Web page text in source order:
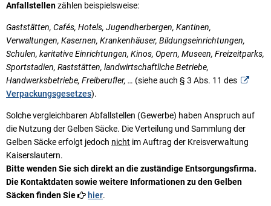
Anfallstellenzählen beispielsweise:
Gaststätten, Cafés, Hotels, Jugendherbergen, Kantinen,
Verwaltungen, Kasernen, Krankenhäuser, Bildungseinrichtungen,
Schulen, karitative Einrichtungen, Kinos, Opern, Museen, Freizeitparks,
Sportstadien, Raststätten, landwirtschaftliche Betriebe,
Handwerksbetriebe, Freiberufler, … (siehe auch § 3 Abs. 11 des
Verpackungsgesetzes).
Solche vergleichbaren Abfallstellen (Gewerbe) haben Anspruch auf
die Nutzung der Gelben Säcke. Die Verteilung und Sammlung der
Gelben Säcke erfolgt jedoch nicht im Auftrag der Kreisverwaltung
Kaiserslautern.
Bitte wenden Sie sich direkt an die zuständige Entsorgungsfirma.
Die Kontaktdaten sowie weitere Informationen zu den Gelben
Säcken finden Sie
hier.